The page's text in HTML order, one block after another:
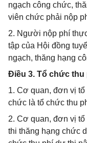
ngạch công chức,
viên chức phải nộp
2. Người nộp phí
tập của Hội đồng
ngạch, thăng hạng
Điều 3. Tổ chức thu
1. Cơ quan, đơn vị
chức là tổ chức thu
2. Cơ quan, đơn vị
thi thăng hạng chức